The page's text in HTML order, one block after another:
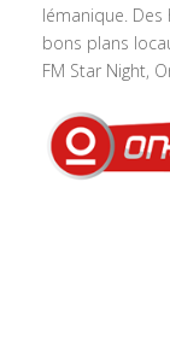
lémanique.
bons plans
FM Star Night,